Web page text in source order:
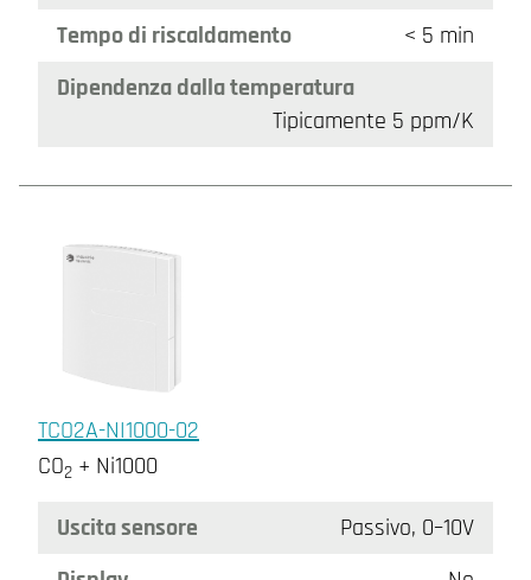
Tempo di riscaldamento
< 5 min
Dipendenza dalla temperatura
Tipicamente 5 ppm/K
TCO2A-NI1000-02
CO2 + Ni1000
Uscita sensore
Passivo, 0–10V